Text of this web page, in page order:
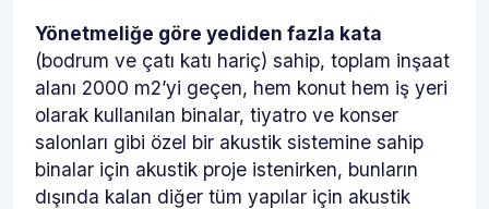
Yönetmeliğe göre yediden fazla kata
(bodrum ve çatı katı hariç) sahip, toplam inşaat
alanı 2000 m2’yi geçen, hem konut hem iş yeri
olarak kullanılan binalar, tiyatro ve konser
salonları gibi özel bir akustik sistemine sahip
binalar için akustik proje istenirken, bunların
dışında kalan diğer tüm yapılar için akustik